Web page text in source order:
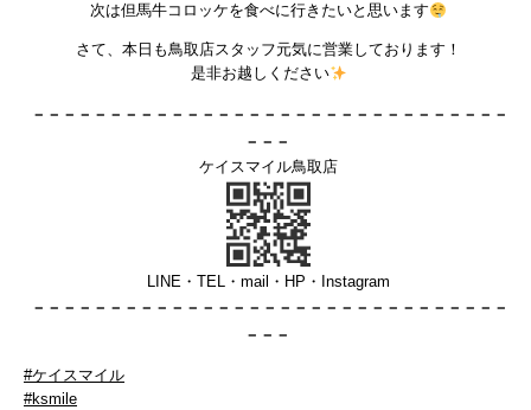
次は但馬牛コロッケを食べに行きたいと思います
さて、本日も鳥取店スタッフ元気に営業しております！
是非お越しください
－－－－－－－－－－－－－－－－－－－－－－－－－－－－－－－
－－－
ケイスマイル鳥取店
LINE・TEL・mail・HP・Instagram
－－－－－－－－－－－－－－－－－－ －－－－－－－－－－－－－
－－－
#ケイスマイル
#ksmile